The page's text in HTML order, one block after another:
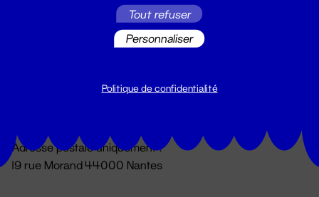
Du lundi au vendredi 14h → 18h
Adresse postale uniquement :
19 rue Morand 44000 Nantes
Tout refuser
Personnaliser
Politique de confidentialité